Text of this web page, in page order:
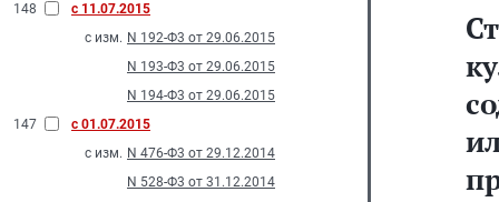
148
с 11.07.2015
с изм. N 192-Ф3 от 29.06.2015
N 193-Ф3 от 29.06.2015
N 194-Ф3 от 29.06.2015
147
с 01.07.2015
с изм. N 476-Ф3 от 29.12.2014
N 528-Ф3 от 31.12.2014